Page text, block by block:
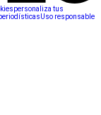
personaliza tus
Uso responsable